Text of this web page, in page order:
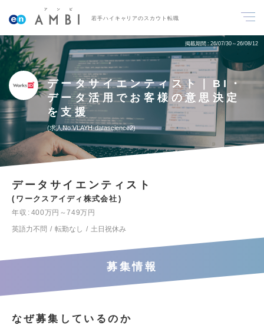
若手ハイキャリアのスカウト転職
掲載期間 26/07/30～26/08/12
データサイエンティスト｜BI・
データ活用でお客様の意思決定
を支援
求人No.VLAYH-datascience2
データサイエンティスト
ワークスアイディ株式会社
年収
400万円～749万円
英語力不問
転勤なし 土日祝休み
募集情報
なぜ募集しているのか